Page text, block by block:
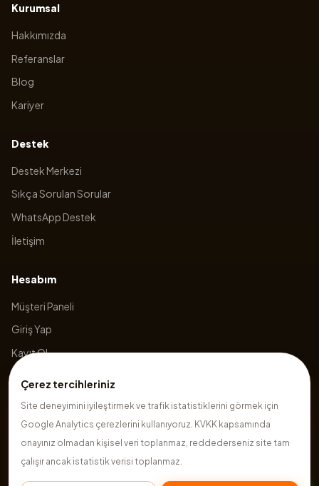
Çerez tercihleriniz
Site deneyimini iyileştirmek ve trafik istatistiklerini görmek için
Google Analytics çerezlerini kullanıyoruz. KVKK kapsamında
onayınız olmadan kişisel veri toplanmaz, reddederseniz site tam
çalışır ancak istatistik verisi toplanmaz.
Kurumsal
Hakkımızda
Referanslar
Blog
Kariyer
Destek
Destek Merkezi
Sıkça Sorulan Sorular
WhatsApp Destek
İletişim
Hesabım
Müşteri Paneli
Giriş Yap
Kayıt Ol
2026 Hazırsite. Tüm hakları saklıdır.